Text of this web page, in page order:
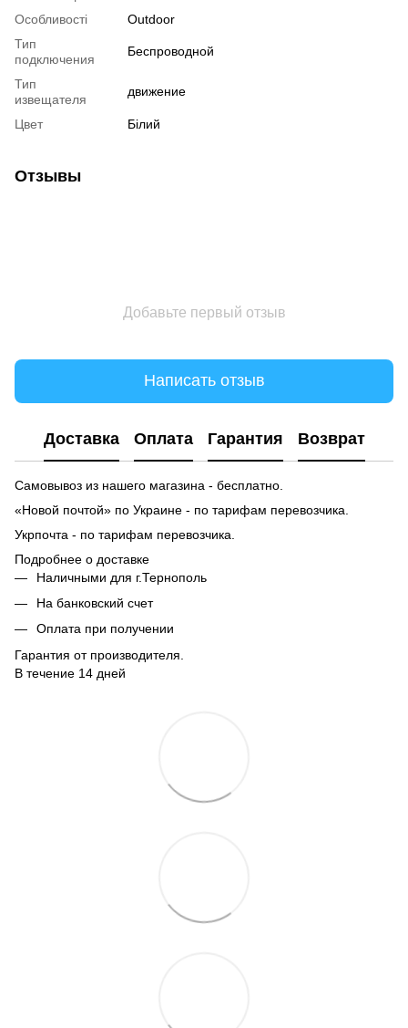
Особливості
Outdoor
Тип
подключения
Беспроводной
Тип
извещателя
движение
Цвет Білий
Отзывы
Добавьте первый отзыв
Написать отзыв
Доставка Оплата Гарантия Возврат
Самовывоз из нашего магазина - бесплатно.
«Новой почтой» по Украине - по тарифам перевозчика.
Укрпочта - по тарифам перевозчика.
Подробнее о доставке
Наличными для г.Тернополь
На банковский счет
Оплата при получении
Гарантия от производителя.
В течение 14 дней